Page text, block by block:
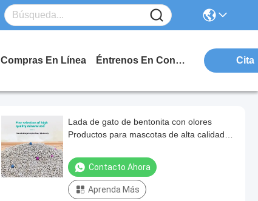
Compras En Línea Éntrenos En Contacto Con Cita
Lada de gato de bentonita con olores
Productos para mascotas de alta calidad
Contacto Ahora
Aprenda Más